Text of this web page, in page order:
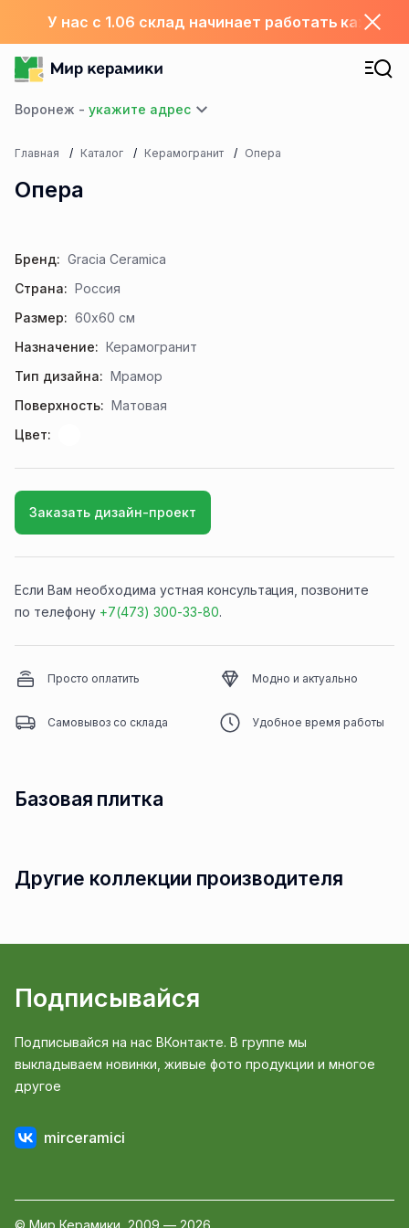
У нас с 1.06 склад начинает работать каждый
Воронеж -
Главная Каталог Керамогранит Опера
Опера
Бренд: Gracia Ceramica
Страна: Россия
Размер: 60x60 см
Назначение: Керамогранит
Тип дизайна: Мрамор
Поверхность: Матовая
Цвет:
Заказать дизайн-проект
Если Вам необходима устная консультация, позвоните
по телефону +7(473) 300-33-80.
Просто оплатить Модно и актуально
Самовывоз со склада Удобное время работы
Базовая плитка
Другие коллекции производителя
Подписывайся
Подписывайся на нас ВКонтакте. В группе мы
выкладываем новинки, живые фото продукции и многое
другое
mirceramici
© Мир Керамики, 2009 — 2026